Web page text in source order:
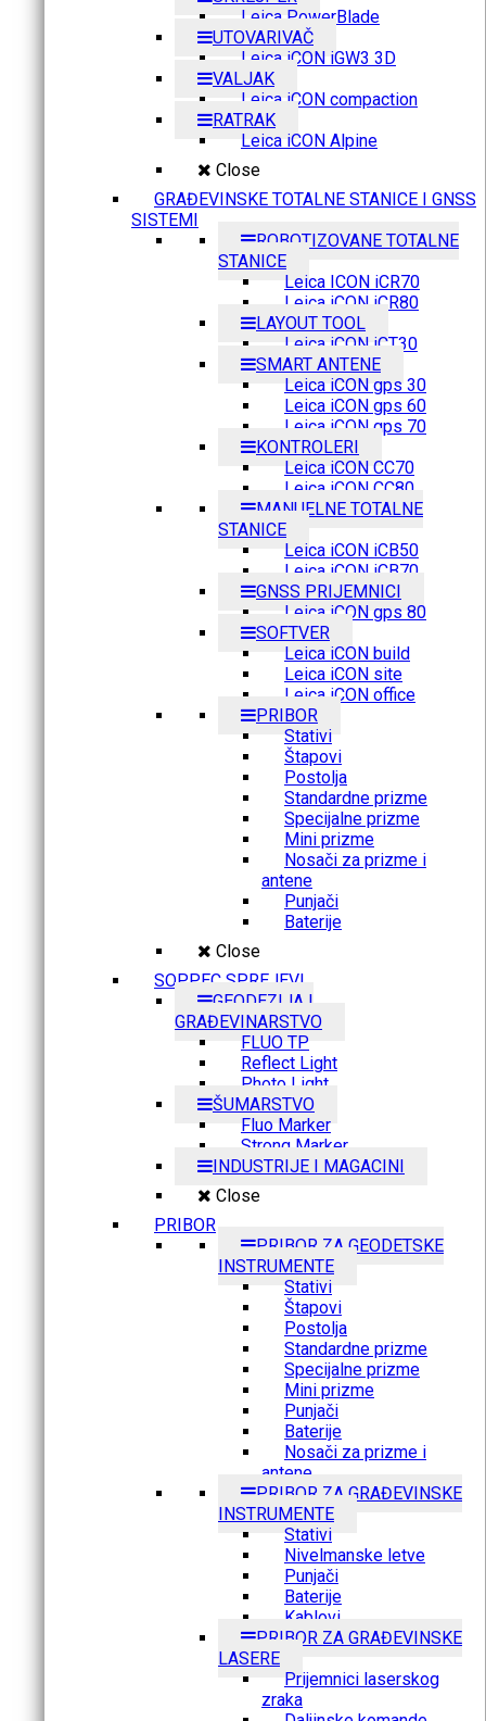
Leica PowerBlade
UTOVARIVAČ
Leica iCON iGW3 3D
VALJAK
Leica iCON compaction
RATRAK
Leica iCON Alpine
Close
GRAĐEVINSKE TOTALNE STANICE I GNSS
SISTEMI
ROBOTIZOVANE TOTALNE
STANICE
Leica ICON iCR70
Leica iCON iCR80
LAYOUT TOOL
Leica iCON iCT30
SMART ANTENE
Leica iCON gps 30
Leica iCON gps 60
Leica iCON gps 70
KONTROLERI
Leica iCON CC70
Leica iCON CC80
MANUELNE TOTALNE
STANICE
Leica iCON iCB50
Leica iCON iCB70
GNSS PRIJEMNICI
Leica iCON gps 80
SOFTVER
Leica iCON build
Leica iCON site
Leica iCON office
PRIBOR
Stativi
Štapovi
Postolja
Standardne prizme
Specijalne prizme
Mini prizme
Nosači za prizme i
antene
Punjači
Baterije
Close
SOPPEC SPREJEVI
GEODEZIJA I
GRAĐEVINARSTVO
FLUO TP
Reflect Light
Photo Light
ŠUMARSTVO
Fluo Marker
Strong Marker
INDUSTRIJE I MAGACINI
Close
PRIBOR
PRIBOR ZA GEODETSKE
INSTRUMENTE
Stativi
Štapovi
Postolja
Standardne prizme
Specijalne prizme
Mini prizme
Punjači
Baterije
Nosači za prizme i
antene
PRIBOR ZA GRAĐEVINSKE
INSTRUMENTE
Stativi
Nivelmanske letve
Punjači
Baterije
Kablovi
PRIBOR ZA GRAĐEVINSKE
LASERE
Prijemnici laserskog
zraka